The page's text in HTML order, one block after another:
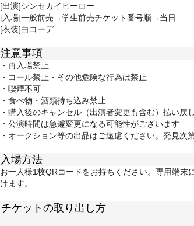
[出演]シンセカイヒーロー
[入場]一般前売→学生前売チケット番号順→当日
[衣装]白コーデ
注意事項
・再入場禁止
・コール禁止・その他危険な行為は禁止
・喫煙不可
・食べ物・酒類持ち込み禁止
・購入後のキャンセル（出演者変更も含む）払い戻
・公演時間は急遽変更になる可能性がございます
・オークション等の出品はご遠慮ください。発見次
入場方法
お一人様1枚QRコードをお持ちください。専用端末
けます。
チケットの取り出し方